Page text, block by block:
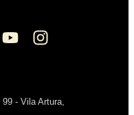
- Vila Artura,